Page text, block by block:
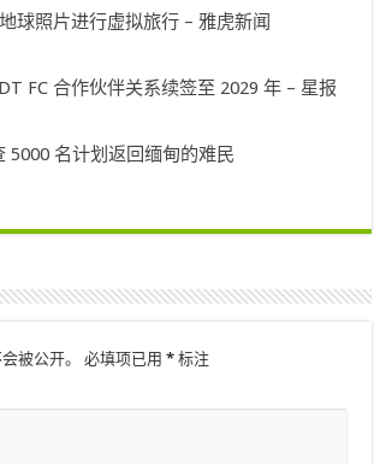
球照片进行虚拟旅行 – 雅虎新闻
FC 合作伙伴关系续签至 2029 年 – 星报
5000 名计划返回缅甸的难民
被公开。 必填项已用* 标注